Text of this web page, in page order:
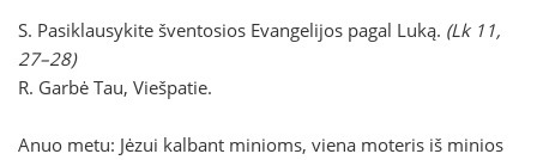
S. Pasiklausykite šventosios Evangelijos pagal Luką. (Lk 11,
27–28)
R. Garbė Tau, Viešpatie.
Anuo metu: Jėzui kalbant minioms, viena moteris iš minios